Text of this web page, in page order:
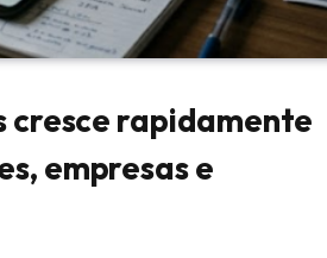
cresce rapidamente
empresas e